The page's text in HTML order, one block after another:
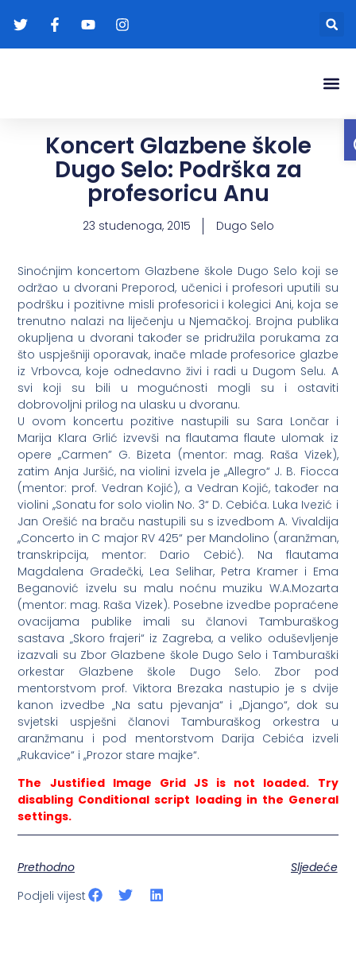
Koncert Glazbene škole
Dugo Selo: Podrška za
profesoricu Anu
23 studenoga, 2015 Dugo Selo
Sinoćnjim koncertom Glazbene škole Dugo Selo koji se
održao u dvorani Preporod, učenici i profesori uputili su
podršku i pozitivne misli profesorici i kolegici Ani, koja se
trenutno nalazi na liječenju u Njemačkoj. Brojna publika
okupljena u dvorani također se pridružila porukama za
što uspješniji oporavak, inače mlade profesorice glazbe
iz Vrbovca, koje odnedavno živi i radi u Dugom Selu. A
svi koji su bili u mogućnosti mogli su i ostaviti
dobrovoljni prilog na ulasku u dvoranu.
U ovom koncertu pozitive nastupili su Sara Lončar i
Marija Klara Grlić izvevši na flautama flaute ulomak iz
opere ,,Carmen” G. Bizeta (mentor: mag. Raša Vizek),
zatim Anja Juršić, na violini izvela je ,,Allegro“ J. B. Fiocca
(mentor: prof. Vedran Kojić), a Vedran Kojić, također na
violini ,,Sonatu for solo violin No. 3“ D. Cebića. Luka Ivezić i
Jan Orešić na braču nastupili su s izvedbom A. Vivaldija
,,Concerto in C major RV 425“ per Mandolino (aranžman,
transkripcija, mentor: Dario Cebić). Na flautama
Magdalena Gradečki, Lea Selihar, Petra Kramer i Ema
Beganović izvelu su malu noćnu muziku W.A.Mozarta
(mentor: mag. Raša Vizek). Posebne izvedbe popraćene
ovacijama publike imali su članovi Tamburaškog
sastava „Skoro frajeri“ iz Zagreba, a veliko oduševljenje
izazvali su Zbor Glazbene škole Dugo Selo i Tamburaški
orkestar Glazbene škole Dugo Selo. Zbor pod
mentorstvom prof. Viktora Brezaka nastupio je s dvije
kanon izvedbe „Na satu pjevanja“ i ,,Django“, dok su
svjetski uspješni članovi Tamburaškog orkestra u
aranžmanu i pod mentorstvom Darija Cebića izveli
,,Rukavice“ i ,,Prozor stare majke“.
The Justified Image Grid JS is not loaded. Try
disabling Conditional script loading in the General
settings.
Prethodno
Sljedeće
Podjeli vijest